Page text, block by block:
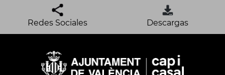
Redes Sociales Descargas